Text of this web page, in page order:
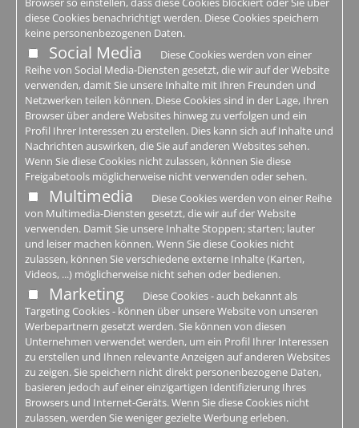
diese Cookies benachrichtigt werden. Diese Cookies speichern
keine personenbezogenen Daten.
Social Media
Diese Cookies werden von einer
Reihe von Social Media-Diensten gesetzt, die wir auf der Website
verwenden, damit Sie unsere Inhalte mit Ihren Freunden und
Netzwerken teilen können. Diese Cookies sind in der Lage, Ihren
Browser über andere Websites hinweg zu verfolgen und ein
Profil Ihrer Interessen zu erstellen. Dies kann sich auf Inhalte und
Nachrichten auswirken, die Sie auf anderen Websites sehen.
Wenn Sie diese Cookies nicht zulassen, können Sie diese
Freigabetools möglicherweise nicht verwenden oder sehen.
Multimedia
Diese Cookies werden von einer Reihe
von Multimedia-Diensten gesetzt, die wir auf der Website
verwenden. Damit Sie unsere Inhalte Stoppen; starten; lauter
und leiser machen können. Wenn Sie diese Cookies nicht
zulassen, können Sie verschiedene externe Inhalte (Karten,
Videos, ...) möglicherweise nicht sehen oder bedienen.
Marketing
Diese Cookies - auch bekannt als
Targeting Cookies - können über unsere Website von unseren
Werbepartnern gesetzt werden. Sie können von diesen
Unternehmen verwendet werden, um ein Profil Ihrer Interessen
zu erstellen und Ihnen relevante Anzeigen auf anderen Websites
zu zeigen. Sie speichern nicht direkt personenbezogene Daten,
basieren jedoch auf einer einzigartigen Identifizierung Ihres
Browsers und Internet-Geräts. Wenn Sie diese Cookies nicht
zulassen, werden Sie weniger gezielte Werbung erleben.